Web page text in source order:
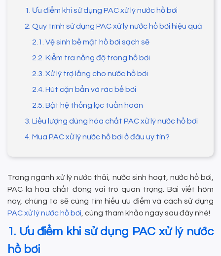
1. Ưu điểm khi sử dụng PAC xử lý nước hồ bơi
2. Quy trình sử dụng PAC xử lý nước hồ bơi hiệu quả
2.1. Vệ sinh bề mặt hồ bơi sạch sẽ
2.2. Kiểm tra nồng độ trong hồ bơi
2.3. Xử lý trợ lắng cho nước hồ bơi
2.4. Hút cặn bẩn và rác bể bơi
2.5. Bật hệ thống lọc tuần hoàn
3. Liều lượng dùng hóa chất PAC xử lý nước hồ bơi
4. Mua PAC xử lý nước hồ bơi ở đâu uy tín?
Trong ngành xử lý nước thải, nước sinh hoạt, nước hồ bơi,
PAC là hóa chất đóng vai trò quan trọng. Bài viết hôm
nay, chúng ta sẽ cùng tìm hiểu ưu điểm và cách sử dụng
PAC xử lý nước hồ bơi , cùng tham khảo ngay sau đây nhé!
1. Ưu điểm khi sử dụng PAC xử lý nước
hồ bơi